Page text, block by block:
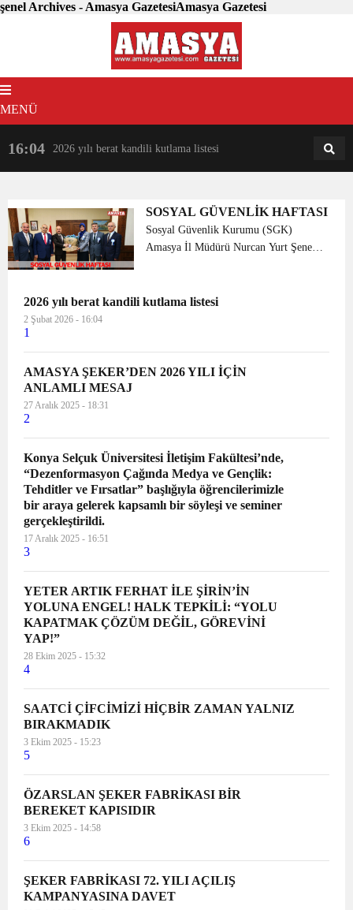
şenel Archives - Amasya GazetesiAmasya Gazetesi
MENÜ
16:04 2026 yılı berat kandili kutlama listesi 18:31
SOSYAL GÜVENLİK HAFTASI
Sosyal Güvenlik Kurumu (SGK)
Amasya İl Müdürü Nurcan Yurt Şenel
Dr. Osman Varol’u ziyaret etti. Vali
2026 yılı berat kandili kutlama listesi
2 Şubat 2026 - 16:04
1
AMASYA ŞEKER’DEN 2026 YILI İÇİN
ANLAMLI MESAJ
27 Aralık 2025 - 18:31
2
Konya Selçuk Üniversitesi İletişim Fakültesi’nde,
“Dezenformasyon Çağında Medya ve Gençlik:
Tehditler ve Fırsatlar” başlığıyla öğrencilerimizle
bir araya gelerek kapsamlı bir söyleşi ve seminer
gerçekleştirildi.
17 Aralık 2025 - 16:51
3
YETER ARTIK FERHAT İLE ŞİRİN’İN
YOLUNA ENGEL! HALK TEPKİLİ: “YOLU
KAPATMAK ÇÖZÜM DEĞİL, GÖREVİNİ
YAP!”
28 Ekim 2025 - 15:32
4
SAATCİ ÇİFCİMİZİ HİÇBİR ZAMAN YALNIZ
BIRAKMADIK
3 Ekim 2025 - 15:23
5
ÖZARSLAN ŞEKER FABRİKASI BİR
BEREKET KAPISIDIR
3 Ekim 2025 - 14:58
6
ŞEKER FABRİKASI 72. YILI AÇILIŞ
KAMPANYASINA DAVET